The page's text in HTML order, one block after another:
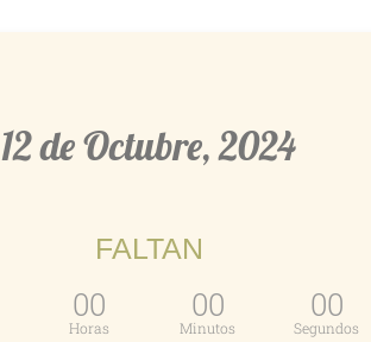
12 de Octubre, 2024
FALTAN
00
Horas
00
Minutos
00
Segundos